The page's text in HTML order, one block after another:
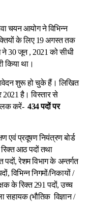
चयन आयोग ने विभिन्न
के लिए 19 अगस्त तक
30 जून , 2021 को सीधी
किया था।
शुरू हो चुके हैं। लिखित
2021 है। विस्तार से
करें-434 पदों पर
एवं प्रदूषण नियंत्रण बोर्ड
आठ पदों तथा
रेशम विभाग के अन्तर्गत
विभिन्न निगमों/निकायों /
के रिक्त 291 पदों, उच्च
सहायक (भौतिक विज्ञान /